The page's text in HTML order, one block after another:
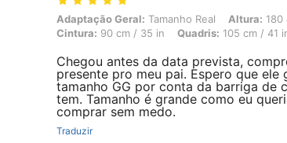
Adaptação Geral: Tamanho Real, Altura: 180 cm /
Adaptação Geral: Tamanho Real Altura: 180
Cintura: 90 cm / 35 in Quadris: 105 cm / 41
Chegou antes da data prevista,
presente pro meu pai. Espero que ele
tamanho GG por conta da barriga de
tem. Tamanho é grande como eu
comprar sem medo.
Traduzir